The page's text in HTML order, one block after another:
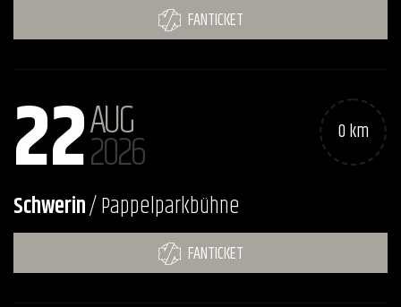
FANTICKET
22AUG
2026 0 km
Schwerin/ Pappelparkbühne
FANTICKET